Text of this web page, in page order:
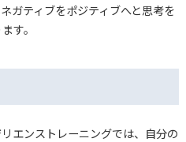
ガティブをポジティブへと思考を
す。
エンストレーニングでは、自分の